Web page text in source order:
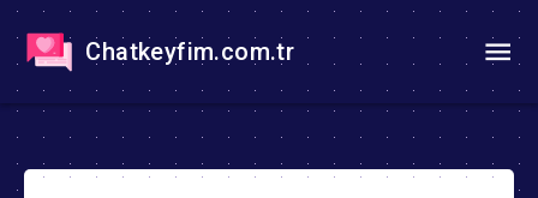
Chatkeyfim.com.tr